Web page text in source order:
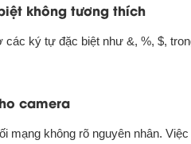
không tương thích
các ký tự đặc biệt như &, %, $,
camera
mạng không rõ nguyên nhân.